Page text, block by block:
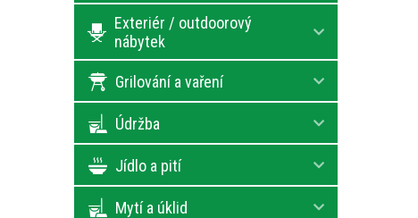
Exteriér / outdoorový
nábytek
Grilování a vaření
Údržba
Jídlo a pití
Mytí a úklid